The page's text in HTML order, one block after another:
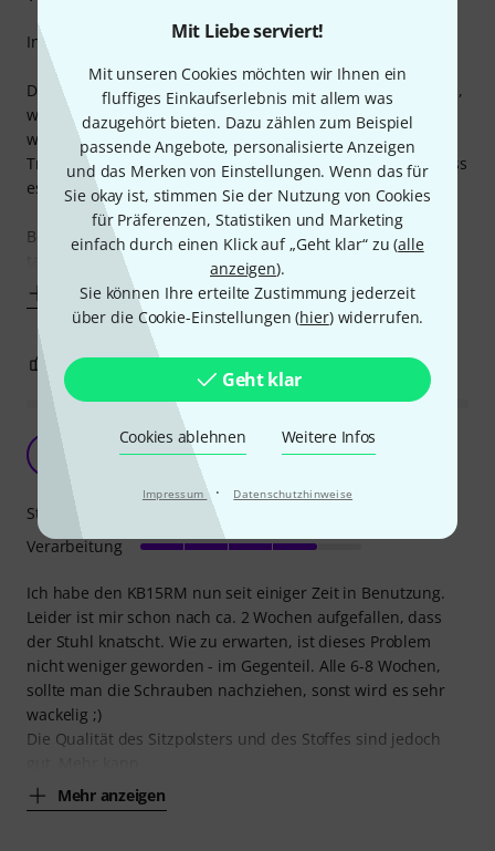
Mit Liebe serviert!
Mit unseren Cookies möchten wir Ihnen ein
fluffiges Einkaufserlebnis mit allem was
dazugehört bieten. Dazu zählen zum Beispiel
passende Angebote, personalisierte Anzeigen
und das Merken von Einstellungen. Wenn das für
Sie okay ist, stimmen Sie der Nutzung von Cookies
für Präferenzen, Statistiken und Marketing
einfach durch einen Klick auf „Geht klar“ zu (alle
anzeigen).
Sie können Ihre erteilte Zustimmung jederzeit
über die Cookie-Einstellungen (hier) widerrufen.
Geht klar
Cookies ablehnen Weitere Infos
Impressum · Datenschutzhinweise
Insgesamt ist der Stuhl ok, hat aber definitiv seine Makel:
Die Bank würde sich sehr einfach zusammen bauen lassen,
wenn eines der Beine nicht um satte 2 cm länger gewesen
wäre.
Trotzdem habe ich es, dank Spielraum, noch geschafft, dass
es nicht Kippelt.
Beim ersten sitzen nach dem Zusammenbau war der Stuhl
tatsächlich super stabil, das ließ
Mehr anzeigen
0
Leider nach geraumer Zeit sehr wackelig!
FelixKrgl 04.12.2020
Ich habe den KB15RM nun seit einiger Zeit in Benutzung.
Leider ist mir schon nach ca. 2 Wochen aufgefallen, dass
der Stuhl knatscht. Wie zu erwarten, ist dieses Problem
nicht weniger geworden - im Gegenteil. Alle 6-8 Wochen,
sollte man die Schrauben nachziehen, sonst wird es sehr
wackelig ;)
Die Qualität des Sitzpolsters und des Stoffes sind jedoch
Mehr anzeigen
Stabilität
Verarbeitung